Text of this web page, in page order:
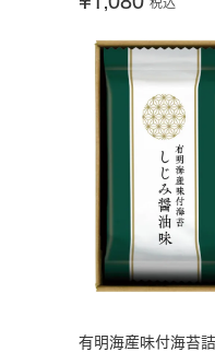
有明海産味付海苔